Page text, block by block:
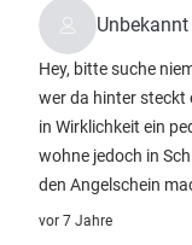
Unbekannt
Hey, bitte suche
wer da hinter steckt
in Wirklichkeit ein
wohne jedoch in
den Angelschein
vor 7 Jahre